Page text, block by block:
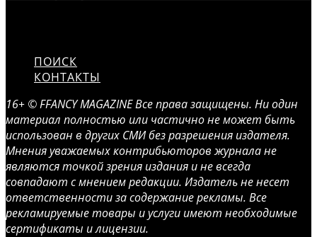
ПОИСК
КОНТАКТЫ
16+ © FFANCY MAGAZINE Все права защищены. Ни один
материал полностью или частично не может быть
использован в других СМИ без разрешения издателя.
Мнения уважаемых контрибьюторов журнала не
являются точкой зрения издания и не всегда
совпадают с мнением редакции. Издатель не несет
ответственности за содержание рекламы. Все
рекламируемые товары и услуги имеют необходимые
сертификаты и лицензии.